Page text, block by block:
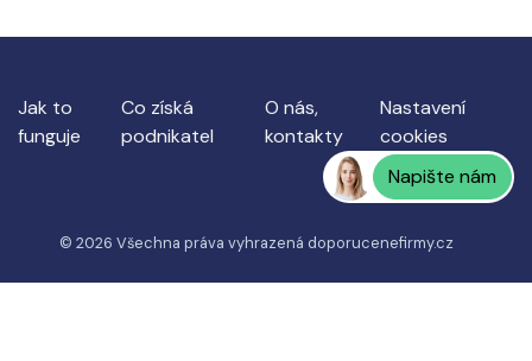
Jak to
funguje
Co získá
podnikatel
O nás,
kontakty
Nastavení
cookies
Napište nám
© 2026 Všechna práva vyhrazená doporucenefirmy.cz